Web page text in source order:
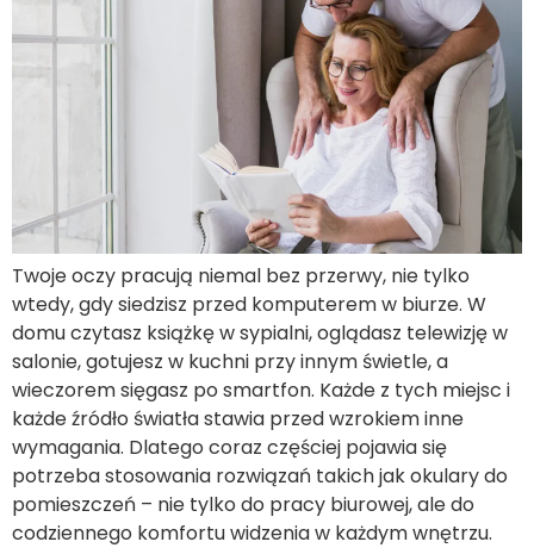
Twoje oczy pracują niemal bez przerwy, nie tylko
wtedy, gdy siedzisz przed komputerem w biurze. W
domu czytasz książkę w sypialni, oglądasz telewizję w
salonie, gotujesz w kuchni przy innym świetle, a
wieczorem sięgasz po smartfon. Każde z tych miejsc i
każde źródło światła stawia przed wzrokiem inne
wymagania. Dlatego coraz częściej pojawia się
potrzeba stosowania rozwiązań takich jak okulary do
pomieszczeń – nie tylko do pracy biurowej, ale do
codziennego komfortu widzenia w każdym wnętrzu.